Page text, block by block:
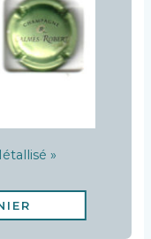
»